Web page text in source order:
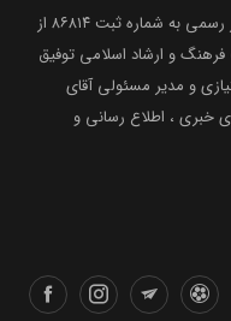
با اخذ مجوز رسمی به شماره ثبت ۸۶۸۱۴ از
و ارشاد اسلامی توفیق
۱۳۹۹ با صاحب امتیازی و مدیر مسئولی آقای
خبری ، اطلاع رسانی و